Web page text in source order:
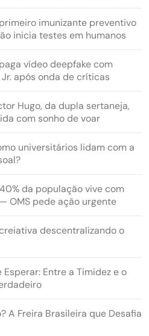
imunizante preventivo
inicia testes em humanos
vídeo deepfake com
após onda de críticas
Hugo, da dupla sertaneja,
com sonho de voar
universitários lidam com a
da população vive com
OMS pede ação urgente
descentralizando o
Entre a Timidez e o
A Freira Brasileira que Desafia